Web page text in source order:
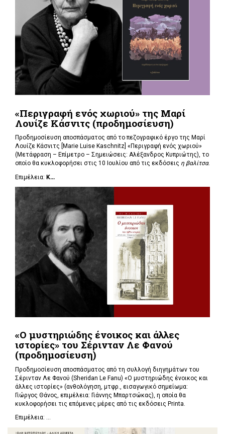
«Περιγραφή ενός χωριού» της Μαρί
Λουίζε Κάσνιτς (προδημοσίευση)
Προδημοσίευση αποσπάσματος από το πεζογραφικό έργο της Μαρί
Λουίζε Κάσνιτς [Marie Luise Kaschnitz] «Περιγραφή ενός χωριού»
(Μετάφραση – Επίμετρο – Σημειώσεις: Αλέξανδρος Κυπριώτης), το
οποίο θα κυκλοφορήσει στις 10 Ιουλίου από τις εκδόσεις η βαλίτσα.
Επιμέλεια: Κ...
«Ο μυστηριώδης ένοικος και άλλες
ιστορίες» του Σέρινταν Λε Φανού
(προδημοσίευση)
Προδημοσίευση αποσπάσματος από τη συλλογή διηγημάτων του
Σέρινταν Λε Φανού (Sheridan Le Fanu) «Ο μυστηριώδης ένοικος και
άλλες ιστορίες» (ανθολόγηση, μτφρ., εισαγωγικό σημείωμα:
Γιώργος Θάνος, επιμέλεια: Γιάννης Μπαρτσώκας), η οποία θα
κυκλοφορήσει τις επόμενες μέρες από τις εκδόσεις Printa.
Επιμέλεια: ...